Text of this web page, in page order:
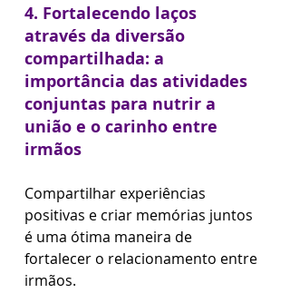
4. Fortalecendo laços
através da diversão
compartilhada: a
importância das atividades
conjuntas para nutrir a
união e o carinho entre
irmãos
Compartilhar experiências
positivas e criar memórias juntos
é uma ótima maneira de
fortalecer o relacionamento entre
irmãos.